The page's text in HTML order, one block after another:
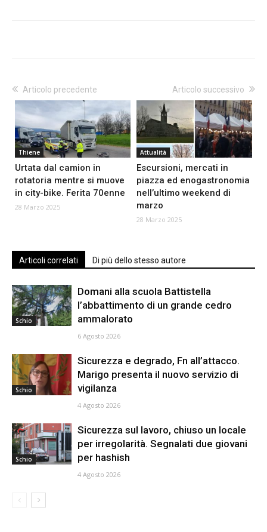
Articolo precedente
Thiene
Urtata dal camion in
rotatoria mentre si muove
in city-bike. Ferita 70enne
28 Marzo 2025
Articolo successivo
Attualità
Escursioni, mercati in
piazza ed enogastronomia
nell’ultimo weekend di
marzo
28 Marzo 2025
Articoli correlati Di più dello stesso autore
Schio
Domani alla scuola Battistella
l’abbattimento di un grande cedro
ammalorato
6 Agosto 2026
Schio
Sicurezza e degrado, Fn all’attacco.
Marigo presenta il nuovo servizio di
vigilanza
4 Agosto 2026
Schio
Sicurezza sul lavoro, chiuso un locale
per irregolarità. Segnalati due giovani
per hashish
4 Agosto 2026